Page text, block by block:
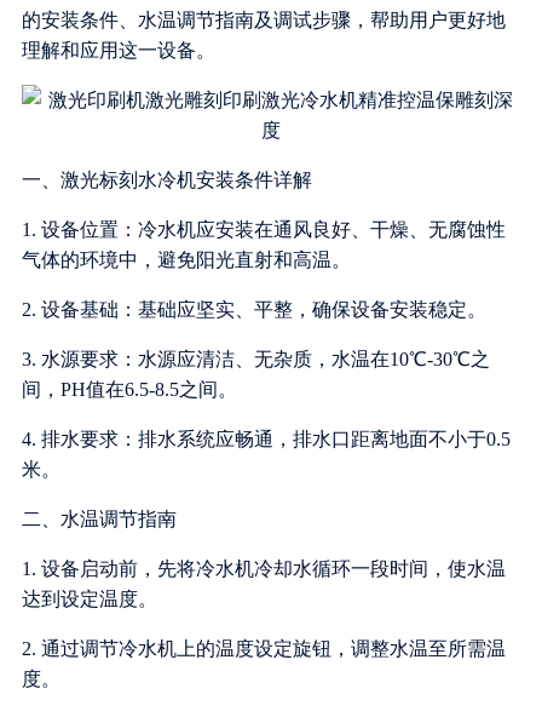
的安装条件、水温调节指南及调试步骤，帮助用户更好地
理解和应用这一设备。
一、激光标刻水冷机安装条件详解
1. 设备位置：冷水机应安装在通风良好、干燥、无腐蚀性
气体的环境中，避免阳光直射和高温。
2. 设备基础：基础应坚实、平整，确保设备安装稳定。
3. 水源要求：水源应清洁、无杂质，水温在10℃-30℃之
间，PH值在6.5-8.5之间。
4. 排水要求：排水系统应畅通，排水口距离地面不小于0.5
米。
二、水温调节指南
1. 设备启动前，先将冷水机冷却水循环一段时间，使水温
达到设定温度。
2. 通过调节冷水机上的温度设定旋钮，调整水温至所需温
度。